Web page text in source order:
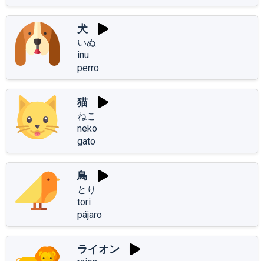
犬
いぬ
inu
perro
猫
ねこ
neko
gato
鳥
とり
tori
pájaro
ライオン